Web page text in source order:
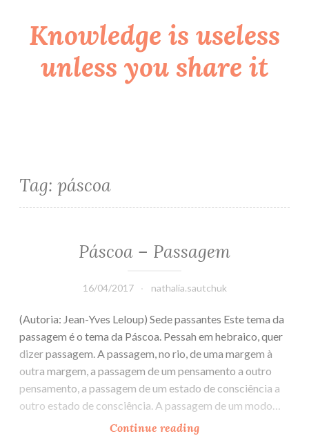
Skip
content
Knowledge is useless
unless you share it
Tag: páscoa
Páscoa – Passagem
16/04/2017 nathalia.sautchuk
(Autoria: Jean-Yves Leloup) Sede passantes Este tema da
passagem é o tema da Páscoa. Pessah em hebraico, quer
dizer passagem. A passagem, no rio, de uma margem à
outra margem, a passagem de um pensamento a outro
pensamento, a passagem de um estado de consciência a
outro estado de consciência. A passagem de um modo…
Continue reading